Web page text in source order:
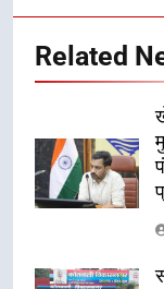
Related